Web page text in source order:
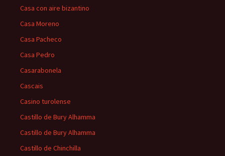
Casa con aire bizantino
Casa Moreno
Casa Pacheco
Casa Pedro
Casarabonela
Cascais
Casino turolense
Castillo de Bury Alhamma
Castillo de Bury Alhamma
Castillo de Chinchilla